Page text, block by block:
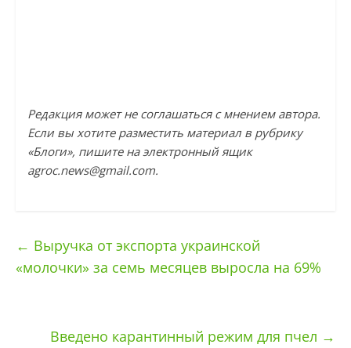
Редакция может не соглашаться с мнением автора.
Если вы хотите разместить материал в рубрику
«Блоги», пишите на электронный ящик
agroc.news@gmail.com.
← Выручка от экспорта украинской
«молочки» за семь месяцев выросла на 69%
Введено карантинный режим для пчел →